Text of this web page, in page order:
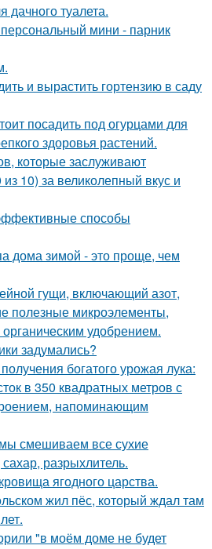
дачного туалета.
мини - парник
и вырастить гортензию в саду
посадить под огурцами для
здоровья растений.
которые заслуживают
10) за великолепный вкус и
способы
дома зимой - это проще, чем
гущи, включающий азот,
полезные микроэлементы,
удобрением.
задумались?
богатого урожая лука:
в 350 квадратных метров с
напоминающим
смешиваем все сухие
разрыхлитель.
ягодного царства.
жил пёс, который ждал там
"в моём доме не будет